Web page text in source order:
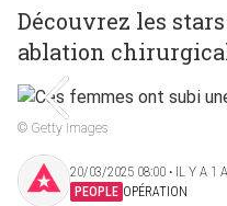
Découvrez les
ablation
© Getty Images
20/03/2025 08:00 ‧ IL Y A 1
PEOPLE OPÉRATION